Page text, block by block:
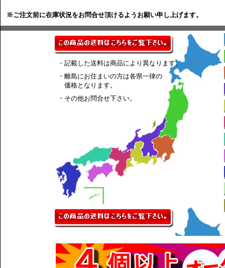
※ご注文前に在庫状況をお問合せ頂けるようお願い申し上げます。
・記載した送料は商品により異なります。
・離島にお住まいの方は各県一律の
価格となります。
・その他お問合せ下さい。